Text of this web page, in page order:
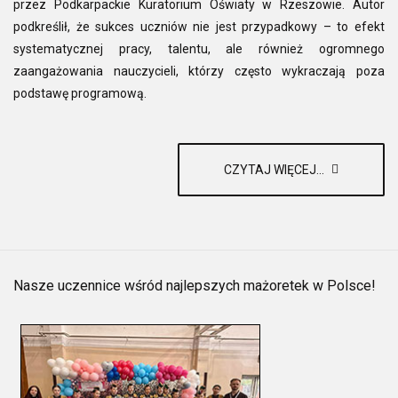
przez Podkarpackie Kuratorium Oświaty w Rzeszowie. Autor
podkreślił, że sukces uczniów nie jest przypadkowy – to efekt
systematycznej pracy, talentu, ale również ogromnego
zaangażowania nauczycieli, którzy często wykraczają poza
podstawę programową.
CZYTAJ WIĘCEJ...
Nasze uczennice wśród najlepszych mażoretek w Polsce!